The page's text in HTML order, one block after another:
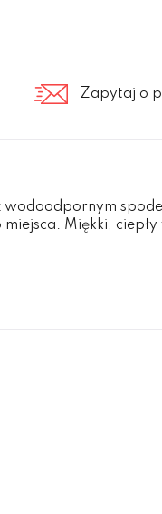
Zapytaj o
wodoodpornym
Miękki,